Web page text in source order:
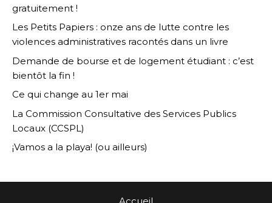
gratuitement !
Les Petits Papiers : onze ans de lutte contre les
violences administratives racontés dans un livre
Demande de bourse et de logement étudiant : c’est
bientôt la fin !
Ce qui change au 1er mai
La Commission Consultative des Services Publics
Locaux (CCSPL)
¡Vamos a la playa! (ou ailleurs)